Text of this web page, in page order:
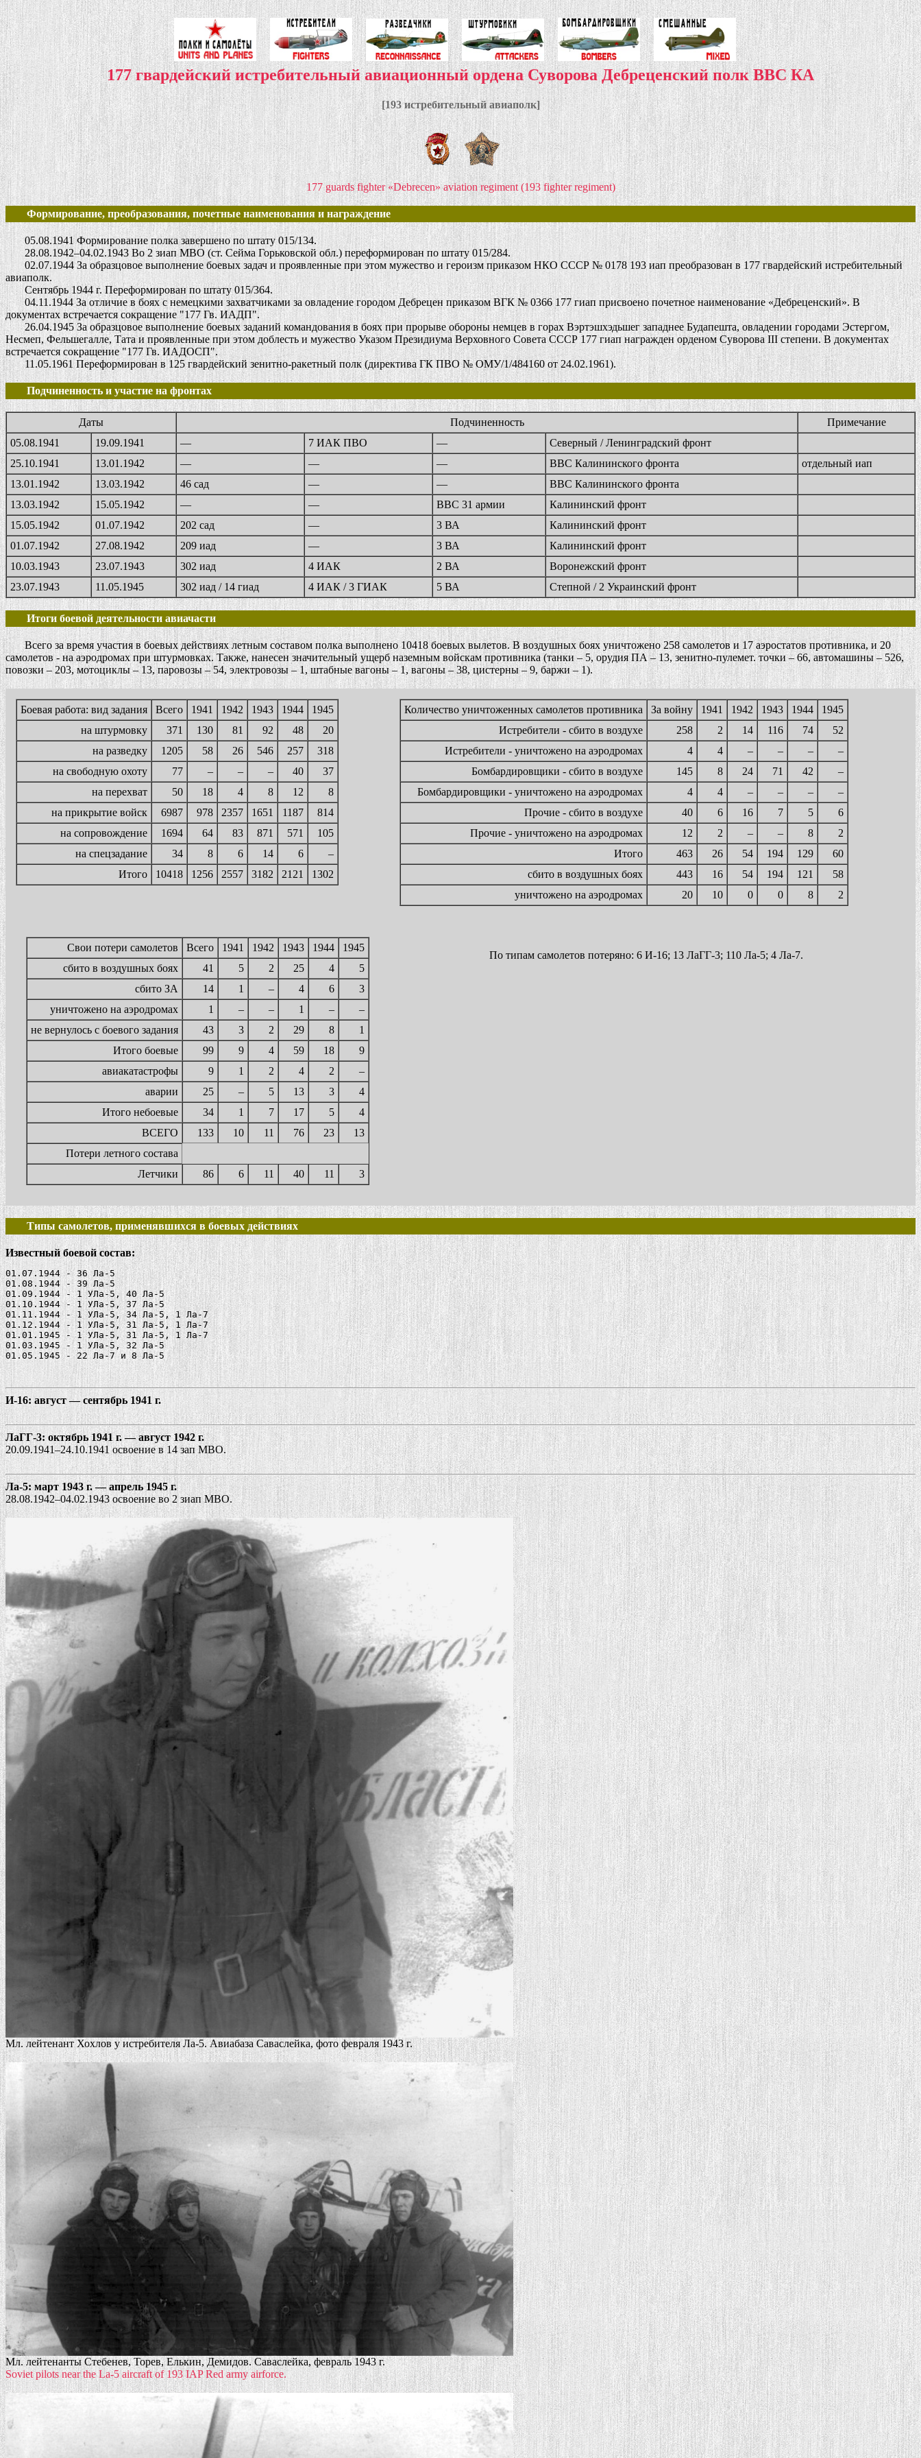
177 гвардейский истребительный авиационный ордена Суворова Дебреценский полк ВВС КА
[193 истребительный авиаполк]
177 guards fighter «Debrecen» aviation regiment (193 fighter regiment)
Формирование, преобразования, почетные наименования и награждение
05.08.1941 Формирование полка завершено по штату 015/134.
28.08.1942–04.02.1943 Во 2 зиап МВО (ст. Сейма Горьковской обл.) переформирован по штату 015/284.
02.07.1944 За образцовое выполнение боевых задач и проявленные при этом мужество и героизм приказом НКО СССР № 0178 193 иап преобразован в 177 гвардейский истребительный
авиаполк.
Сентябрь 1944 г. Переформирован по штату 015/364.
04.11.1944 За отличие в боях с немецкими захватчиками за овладение городом Дебрецен приказом ВГК № 0366 177 гиап присвоено почетное наименование «Дебреценский». В
документах встречается сокращение "177 Гв. ИАДП".
26.04.1945 За образцовое выполнение боевых заданий командования в боях при прорыве обороны немцев в горах Вэртэшхэдьшег западнее Будапешта, овладении городами Эстергом,
Несмеп, Фельшегалле, Тата и проявленные при этом доблесть и мужество Указом Президиума Верховного Совета СССР 177 гиап награжден орденом Суворова III степени. В документах
встречается сокращение "177 Гв. ИАДОСП".
11.05.1961 Переформирован в 125 гвардейский зенитно-ракетный полк (директива ГК ПВО № ОМУ/1/484160 от 24.02.1961).
Подчиненность и участие на фронтах
Даты Подчиненность
Примечание
05.08.1941
19.09.1941 — 7 ИАК ПВО —
Северный / Ленинградский фронт
25.10.1941
13.01.1942 — — — ВВС Калининского фронта
отдельный иап
13.01.1942
13.03.1942 46 сад — —
ВВС Калининского фронта
13.03.1942
15.05.1942 — — ВВС 31 армии
Калининский фронт
15.05.1942
01.07.1942 202 сад — 3 ВА
Калининский фронт
01.07.1942
27.08.1942 209 иад — 3 ВА
Калининский фронт
10.03.1943
23.07.1943 302 иад 4 ИАК 2 ВА
Воронежский фронт
23.07.1943
11.05.1945 302 иад / 14 гиад 4 ИАК / 3 ГИАК 5 ВА Степной / 2 Украинский фронт
Итоги боевой деятельности авиачасти
Всего за время участия в боевых действиях летным составом полка выполнено 10418 боевых вылетов. В воздушных боях уничтожено 258 самолетов и 17 аэростатов противника, и 20
самолетов - на аэродромах при штурмовках. Также, нанесен значительный ущерб наземным войскам противника (танки – 5, орудия ПА – 13, зенитно-пулемет. точки – 66, автомашины – 526,
повозки – 203, мотоциклы – 13, паровозы – 54, электровозы – 1, штабные вагоны – 1, вагоны – 38, цистерны – 9, баржи – 1).
Боевая работа: вид задания Всего 1941 1942 1943 1944
1945
на штурмовку
371 130 81 92 48
20
на разведку
1205 58 26 546 257
318
на свободную охоту
77 – – – 40
37
на перехват
50 18 4 8 12
8
на прикрытие войск
6987 978 2357 1651 1187
814
на сопровождение
1694 64 83 871 571
105
на спецзадание
34 8 6 14 6
–
Итого
10418 1256 2557 3182 2121 1302
Количество уничтоженных самолетов противника За войну 1941 1942 1943 1944
1945
Истребители - сбито в воздухе
258 2 14 116 74
52
Истребители - уничтожено на аэродромах
4 4 – – –
–
Бомбардировщики - сбито в воздухе
145 8 24 71 42
–
Бомбардировщики - уничтожено на аэродромах
4 4 – – –
–
Прочие - сбито в воздухе
40 6 16 7 5
6
Прочие - уничтожено на аэродромах
12 2 – – 8
2
Итого
463 26 54 194 129
60
сбито в воздушных боях
443 16 54 194 121
58
уничтожено на аэродромах
20 10 0 0 8 2
Свои потери самолетов Всего 1941 1942 1943 1944
1945
сбито в воздушных боях
41 5 2 25 4
5
сбито ЗА
14 1 – 4 6
3
уничтожено на аэродромах
1 – – 1 –
–
не вернулось с боевого задания
43 3 2 29 8
1
Итого боевые
99 9 4 59 18
9
авиакатастрофы
9 1 2 4 2
–
аварии
25 – 5 13 3
4
Итого небоевые
34 1 7 17 5
4
ВСЕГО
133 10 11 76 23
13
Потери летного состава
Летчики
86 6 11 40 11 3
По типам самолетов потеряно: 6 И-16; 13 ЛаГГ-3; 110 Ла-5; 4 Ла-7.
Типы самолетов, применявшихся в боевых действиях
Известный боевой состав:
01.07.1944 - 36 Ла-5
01.08.1944 - 39 Ла-5
01.09.1944 - 1 УЛа-5, 40 Ла-5
01.10.1944 - 1 УЛа-5, 37 Ла-5
01.11.1944 - 1 УЛа-5, 34 Ла-5, 1 Ла-7
01.12.1944 - 1 УЛа-5, 31 Ла-5, 1 Ла-7
01.01.1945 - 1 УЛа-5, 31 Ла-5, 1 Ла-7
01.03.1945 - 1 УЛа-5, 32 Ла-5
И-16: август — сентябрь 1941 г.
ЛаГГ-3: октябрь 1941 г. — август 1942 г.
20.09.1941–24.10.1941 освоение в 14 зап МВО.
Ла-5: март 1943 г. — апрель 1945 г.
28.08.1942–04.02.1943 освоение во 2 зиап МВО.
Мл. лейтенант Хохлов у истребителя Ла-5. Авиабаза Саваслейка, фото февраля 1943 г.
Мл. лейтенанты Стебенев, Торев, Елькин, Демидов. Саваслейка, февраль 1943 г.
Soviet pilots near the La-5 aircraft of 193 IAP Red army airforce.